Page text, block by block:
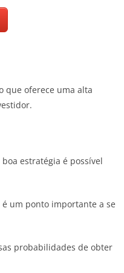
que oferece uma alta
estratégia é possível
um ponto importante a se
probabilidades de obter